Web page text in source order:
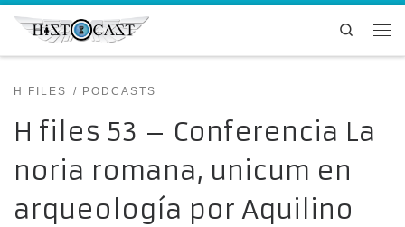
Saltar al contenido
Search
H FILES PODCASTS
H files 53 – Conferencia La
noria romana, unicum en
arqueología por Aquilino